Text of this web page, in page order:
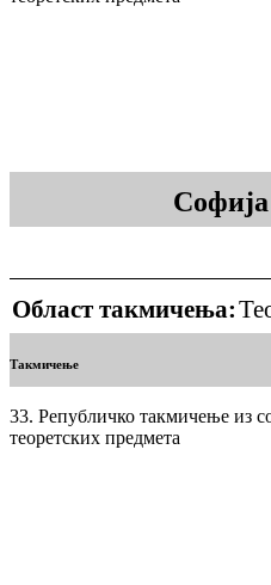
Област такмичења:
Такмичење
33. Републичко такмичење из
теоретских предмета